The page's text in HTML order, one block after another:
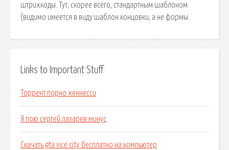
штрихкоды. Тут, скорее всего, стандартным шаблоном
(видимо имеется в виду шаблон концовки, а не формы.
Links to Important Stuff
Торрент порно хеннесси
Я пою сергей лазарев минус
Скачать gta vice city бесплатно на компьютер